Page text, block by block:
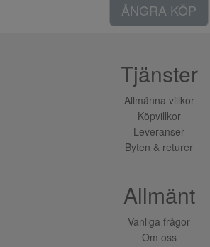
ÅNGRA KÖP
Tjänster
Allmänna villkor
Köpvillkor
Leveranser
Byten & returer
Allmänt
Vanliga frågor
Om oss